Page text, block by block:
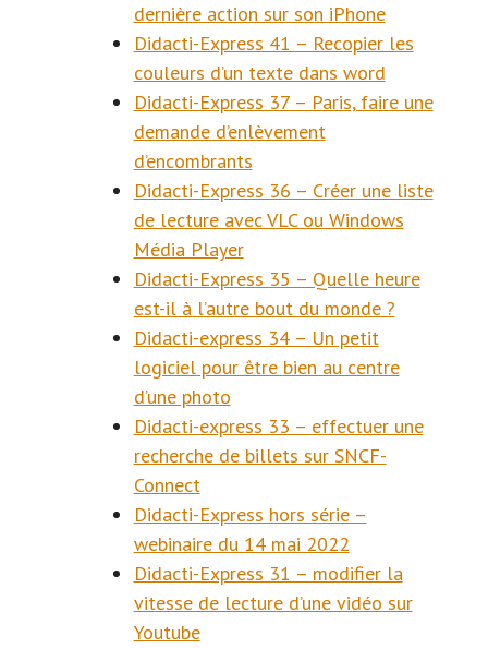
dernière action sur son iPhone
Didacti-Express 41 – Recopier les
couleurs d’un texte dans word
Didacti-Express 37 – Paris, faire une
demande d’enlèvement
d’encombrants
Didacti-Express 36 – Créer une liste
de lecture avec VLC ou Windows
Média Player
Didacti-Express 35 – Quelle heure
est-il à l’autre bout du monde ?
Didacti-express 34 – Un petit
logiciel pour être bien au centre
d’une photo
Didacti-express 33 – effectuer une
recherche de billets sur SNCF-
Connect
Didacti-Express hors série –
webinaire du 14 mai 2022
Didacti-Express 31 – modifier la
vitesse de lecture d’une vidéo sur
Youtube